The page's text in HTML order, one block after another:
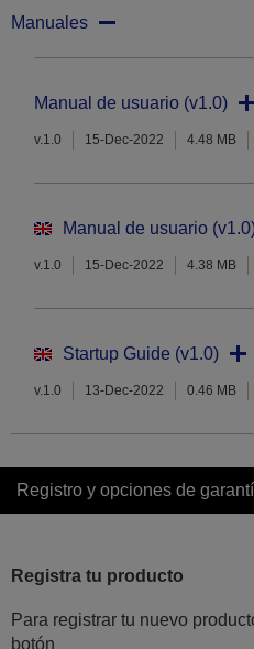
Manuales
Manual de usuario (v1.0)
v.1.0 15-Dec-2022 4.48 MB
Manual de usuario
v.1.0 15-Dec-2022 4.38 MB
Startup Guide (v1.0)
v.1.0 13-Dec-2022 0.46 MB
Registro y opciones de
Registra tu producto
Para registrar tu nuevo
botón